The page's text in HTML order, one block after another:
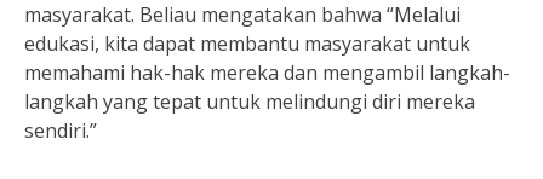
masyarakat. Beliau mengatakan bahwa “Melalui
edukasi, kita dapat membantu masyarakat untuk
memahami hak-hak mereka dan mengambil langkah-
langkah yang tepat untuk melindungi diri mereka
sendiri.”